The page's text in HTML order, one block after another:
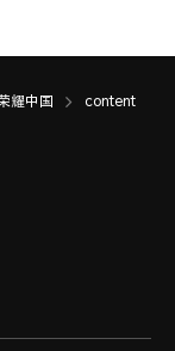
耀中国 content